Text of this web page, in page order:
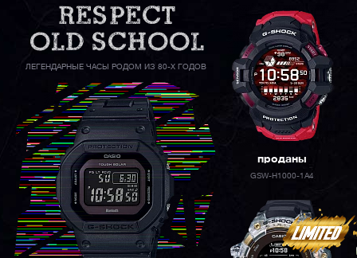
ЛЕГЕНДАРНЫЕ ЧАСЫ РОДОМ ИЗ 80-Х ГОДОВ
проданы
GSW-H1000-1A4